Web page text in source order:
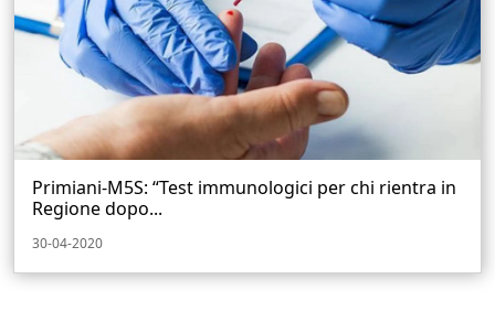
Primiani-M5S: “Test immunologici per chi rientra in
Regione dopo...
30-04-2020